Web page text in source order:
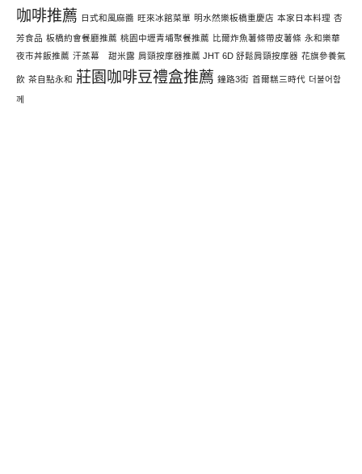
咖啡推薦 日式和風麻醬 旺來冰館菜單 明水然樂板橋重慶店 本家日本料理 杏
芳食品 板橋約會餐廳推薦 桃園中壢青埔聚餐推薦 比爾炸魚薯條帶皮薯條 永和樂華
夜市丼飯推薦 汗蒸幕 甜米露 肩頸按摩器推薦 JHT 6D 舒鬆肩頸按摩器 花旗參養氣
飲 茶自點永和 莊園咖啡豆禮盒推薦 鐘路3街 首爾糕三時代 더불어함
께